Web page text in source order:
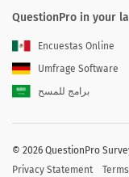
QuestionPro in your
Encuestas Online
Umfrage Software
برامج للمسح
© 2026 QuestionPro
Privacy Statement